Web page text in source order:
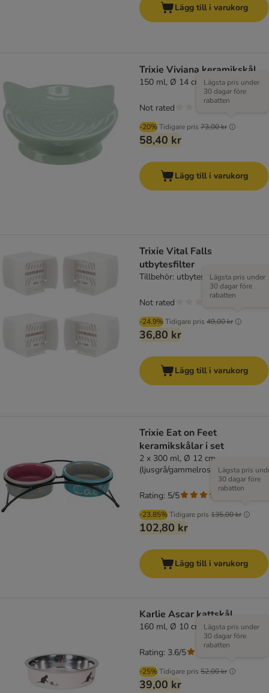
Lägg till i varukorg
Trixie Viviana keramikskål
150 ml, Ø 14 cm
-20%Tidigare pris 73,00 kr
Lägsta pris under
30 dagar före
rabatten
58,40 kr
Not rated
Lägg till i varukorg
Trixie Vital Falls
utbytesfilter
Tillbehör: utbytesfilter (4 st)
-24.9%Tidigare pris 49,00 kr
Lägsta pris under
30 dagar före
rabatten
36,80 kr
Not rated
Lägg till i varukorg
Trixie Eat on Feet
keramikskålar i set
2 x 300 ml, Ø 12 cm
(ljusgrå/gammelrosa/ljusblå)
-23.85%Tidigare pris 135,00 kr
Lägsta pris
30 dagar före
rabatten
102,80 kr
Rating: 5/5
Lägg till i varukorg
Karlie Ascar kattskål
160 ml, Ø 10 cm, rosa
-25%Tidigare pris 52,00 kr
Lägsta pris under
30 dagar före
rabatten
39,00 kr
Rating: 3.6/5